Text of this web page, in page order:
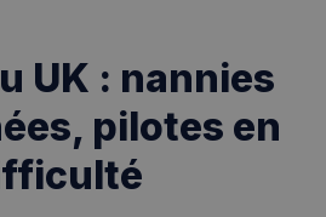
à Londres - Magazine
UK : nannies
pilotes en